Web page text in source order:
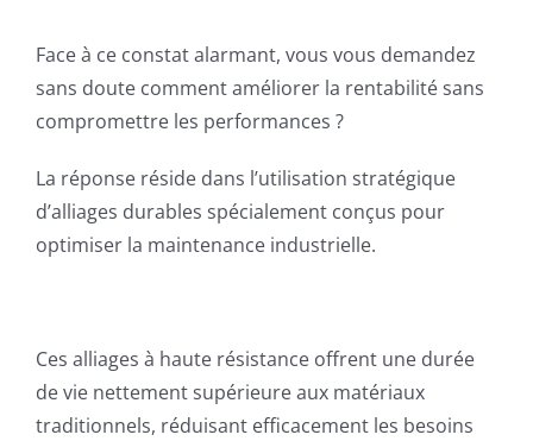
Face à ce constat alarmant, vous vous demandez
sans doute comment améliorer la rentabilité sans
compromettre les performances ?
La réponse réside dans l’utilisation stratégique
d’alliages durables spécialement conçus pour
optimiser la maintenance industrielle.
Ces alliages à haute résistance offrent une durée
de vie nettement supérieure aux matériaux
traditionnels, réduisant efficacement les besoins